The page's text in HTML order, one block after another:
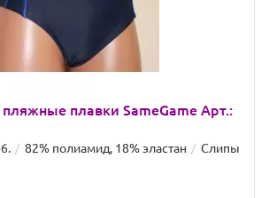
плавки SameGame Арт.:
82% полиамид, 18% эластан Слипы